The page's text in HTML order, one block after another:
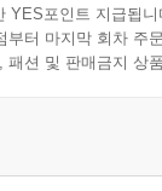
YES포인트 지급됩니
부터 마지막 회차 주
패션 및 판매금지 상